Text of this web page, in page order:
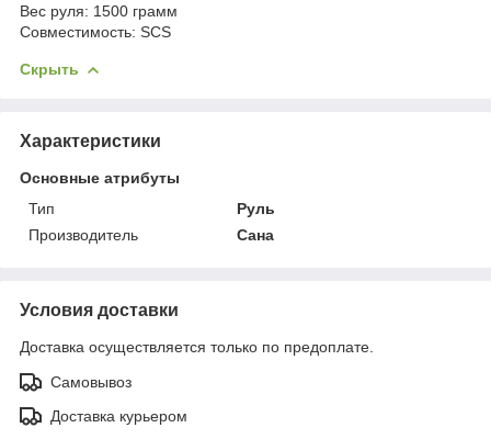
Вес руля: 1500 грамм
Совместимость: SCS
Скрыть
Характеристики
Основные атрибуты
Тип
Руль
Производитель
Сана
Условия доставки
Доставка осуществляется только по предоплате.
Самовывоз
Доставка курьером